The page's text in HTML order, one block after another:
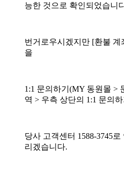
능한 것으로 확인되었습니
번거로우시겠지만 [환불
을
1:1 문의하기(MY 동원몰 >
역 > 우측 상단의 1:1 문의
당사 고객센터 1588-3745
리겠습니다.